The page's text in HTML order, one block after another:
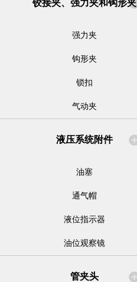
铰接夹、强力夹和钩形夹
强力夹
钩形夹
锁扣
气动夹
液压系统附件
油塞
通气帽
液位指示器
油位观察镜
管夹头